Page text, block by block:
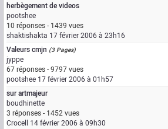
herbègement de videos
pootshee
10 réponses - 1439 vues
shaktishakta 17 février 2006 à 23h16
Valeurs cmjn (3 Pages)
jyppe
67 réponses - 9797 vues
pootshee 17 février 2006 à 01h57
sur artmajeur
boudhinette
3 réponses - 1452 vues
Crocell 14 février 2006 à 09h30